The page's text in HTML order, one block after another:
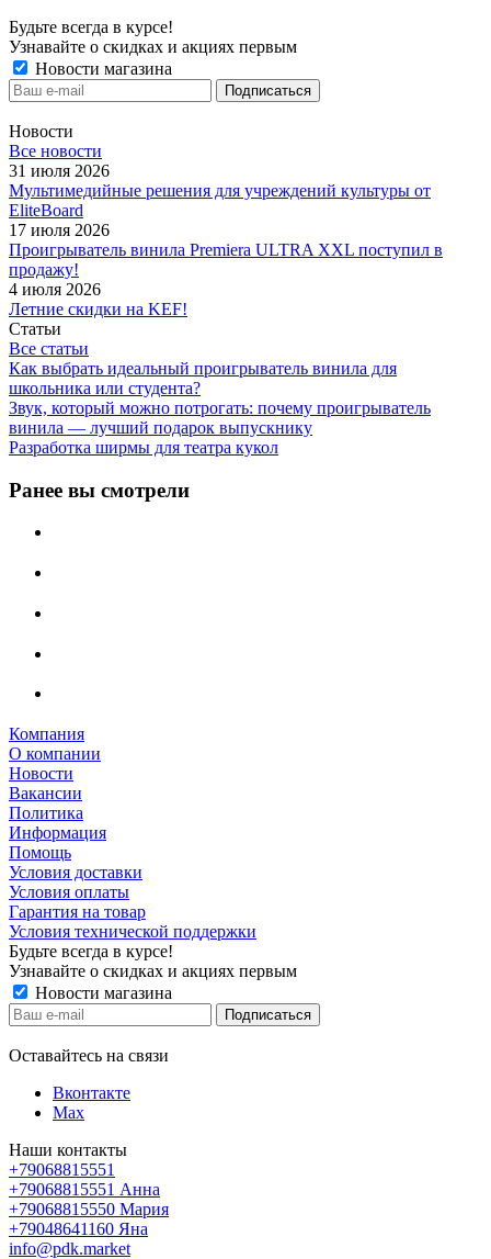
Будьте всегда в курсе!
Узнавайте о скидках и акциях первым
Новости магазина
Новости
Все новости
31 июля 2026
Мультимедийные решения для учреждений культуры от
EliteBoard
17 июля 2026
Проигрыватель винила Premiera ULTRA XXL поступил в
продажу!
4 июля 2026
Летние скидки на KEF!
Статьи
Все статьи
Как выбрать идеальный проигрыватель винила для
школьника или студента?
Звук, который можно потрогать: почему проигрыватель
винила — лучший подарок выпускнику
Разработка ширмы для театра кукол
Ранее вы смотрели
Компания
О компании
Новости
Вакансии
Политика
Информация
Помощь
Условия доставки
Условия оплаты
Гарантия на товар
Условия технической поддержки
Будьте всегда в курсе!
Узнавайте о скидках и акциях первым
Новости магазина
Оставайтесь на связи
Вконтакте
Max
Наши контакты
+79068815551
+79068815551 Анна
+79068815550 Мария
+79048641160 Яна
info@pdk.market